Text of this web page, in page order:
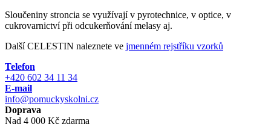
Sloučeniny stroncia se využívají v pyrotechnice, v optice, v
cukrovarnictví při odcukerňování melasy aj.
Další CELESTIN naleznete ve jmenném rejstříku vzorků
Telefon
+420 602 34 11 34
E-mail
info@pomuckyskolni.cz
Doprava
Nad 4 000 Kč zdarma